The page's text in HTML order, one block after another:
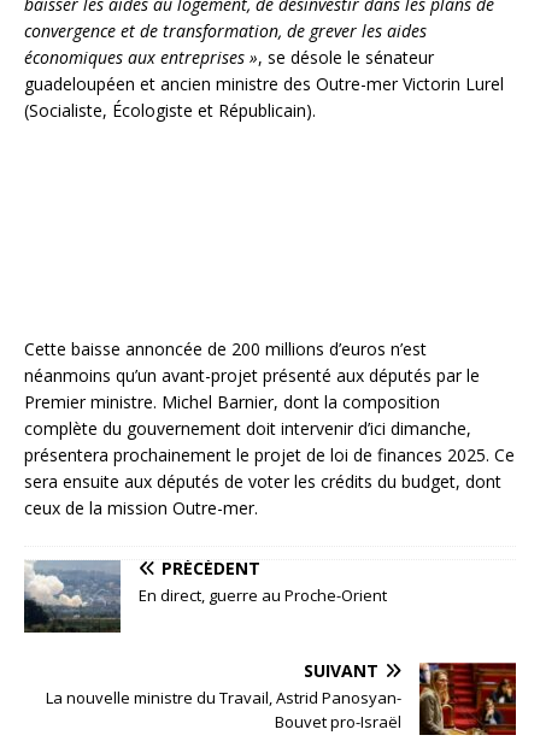
convergence et de transformation, de grever les aides
économiques aux entreprises », se désole le sénateur
guadeloupéen et ancien ministre des Outre-mer Victorin Lurel
(Socialiste, Écologiste et Républicain).
Cette baisse annoncée de 200 millions d’euros n’est
néanmoins qu’un avant-projet présenté aux députés par le
Premier ministre. Michel Barnier, dont la composition
complète du gouvernement doit intervenir d’ici dimanche,
présentera prochainement le projet de loi de finances 2025. Ce
sera ensuite aux députés de voter les crédits du budget, dont
ceux de la mission Outre-mer.
PRÉCÉDENT
En direct, guerre au Proche-Orient
SUIVANT
La nouvelle ministre du Travail, Astrid Panosyan-
Bouvet pro-Israël